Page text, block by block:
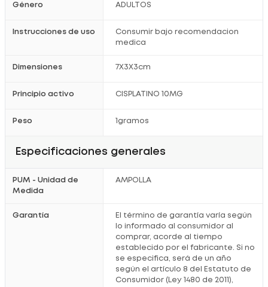
Género ADULTOS
Instrucciones de uso
Consumir bajo recomendacion
medica
Dimensiones 7X3X3cm
Principio activo CISPLATINO 10MG
Peso 1gramos
Especificaciones generales
PUM - Unidad de
Medida
AMPOLLA
Garantía
El término de garantía varía según
lo informado al consumidor al
comprar, acorde al tiempo
establecido por el fabricante. Si no
se especifica, será de un año
según el artículo 8 del Estatuto de
Consumidor (Ley 1480 de 2011),